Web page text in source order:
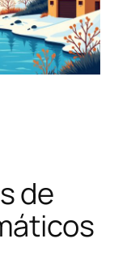
de